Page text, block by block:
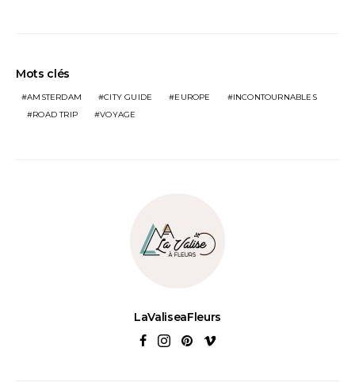
Mots clés
AMSTERDAM CITY GUIDE EUROPE
INCONTOURNABLES
ROAD TRIP
VOYAGE
LaValiseaFleurs